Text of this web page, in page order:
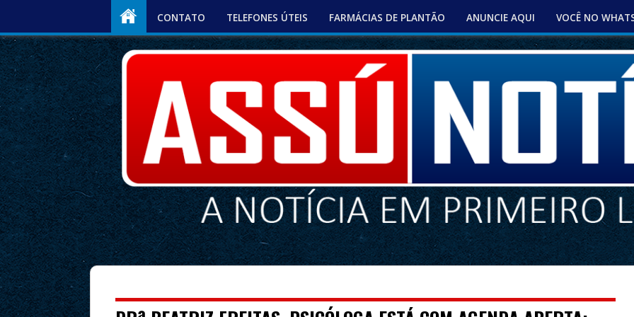
CONTATO TELEFONES ÚTEIS FARMÁCIAS DE PLANTÃO ANUNCIE AQUI VOCÊ NO